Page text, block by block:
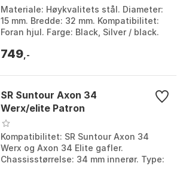
Materiale: Høykvalitets stål. Diameter:
15 mm. Bredde: 32 mm. Kompatibilitet:
Foran hjul. Farge: Black, Silver / black.
749 ,-
SR Suntour Axon 34
Werx/elite Patron
Kompatibilitet: SR Suntour Axon 34
Werx og Axon 34 Elite gafler.
Chassisstørrelse: 34 mm innerør. Type: